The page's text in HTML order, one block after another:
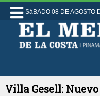
SáBADO 08 DE AGOSTO
Villa Gesell: